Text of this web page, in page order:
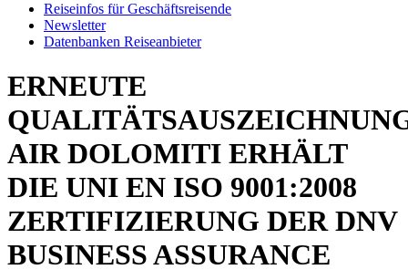
Reiseinfos für Geschäftsreisende
Newsletter
Datenbanken Reiseanbieter
ERNEUTE
AIR DOLOMITI ERHÄLT
DIE UNI EN ISO 9001:2008
ZERTIFIZIERUNG DER DNV
BUSINESS ASSURANCE